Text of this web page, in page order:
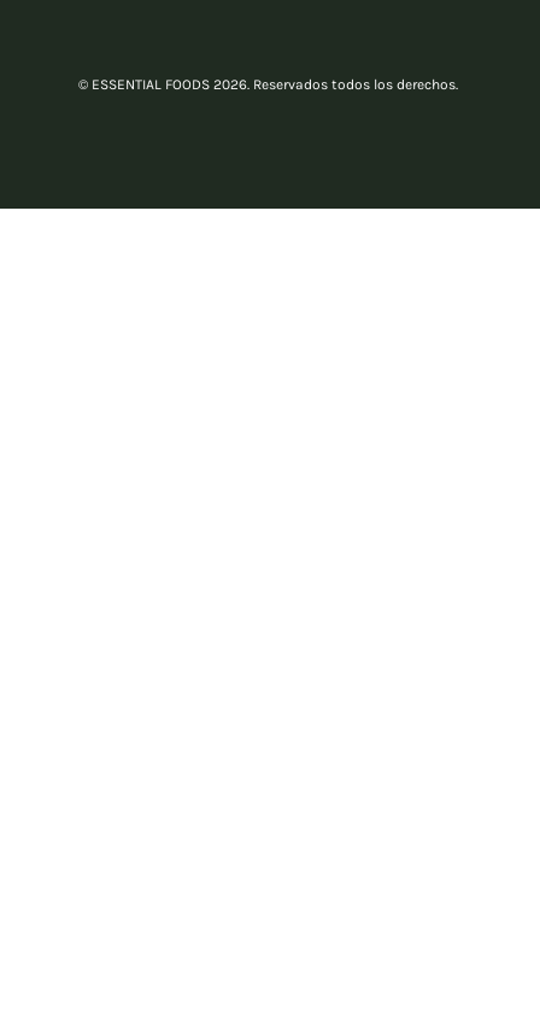
© ESSENTIAL FOODS 2026. Reservados todos los derechos.